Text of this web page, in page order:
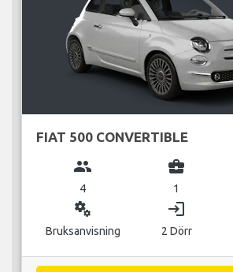
FIAT 500 CONVERTIBLE
group
4
business_center
1
miscellaneous_services
Bruksanvisning
login
2 Dörr